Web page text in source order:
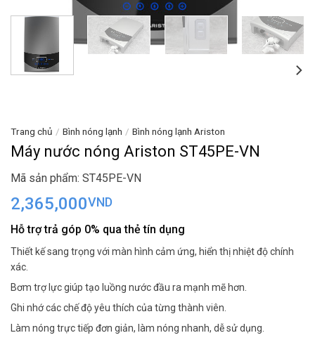
Trang chủ / Bình nóng lạnh / Bình nóng lạnh Ariston
Máy nước nóng Ariston ST45PE-VN
Mã sản phẩm: ST45PE-VN
2,365,000VND
Hỗ trợ trả góp 0% qua thẻ tín dụng
Thiết kế sang trọng với màn hình cảm ứng, hiển thị nhiệt độ chính
xác.
Bơm trợ lực giúp tạo luồng nước đầu ra mạnh mẽ hơn.
Ghi nhớ các chế độ yêu thích của từng thành viên.
Làm nóng trực tiếp đơn giản, làm nóng nhanh, dễ sử dụng.